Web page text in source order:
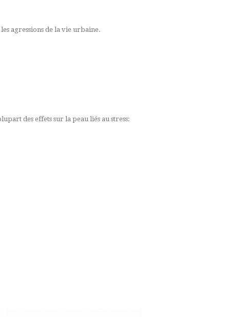
agressions de la vie urbaine.
des effets sur la peau liés au stress: